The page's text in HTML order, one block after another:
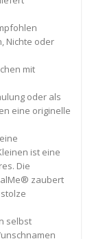
Nichte oder
mit
oder als
eine originelle
ist eine
Die
zaubert
selbst